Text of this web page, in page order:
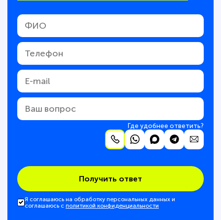
Где удобнее ответить?
Получить ответ
Я соглашаюсь на обработку персональных данных и
соглашаюсь с политикой конфиденциальности